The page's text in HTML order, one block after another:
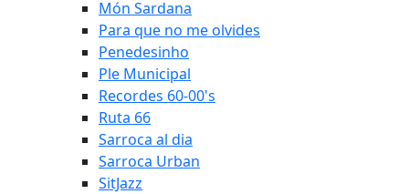
Món Sardana
Para que no me olvides
Penedesinho
Ple Municipal
Recordes 60-00's
Ruta 66
Sarroca al dia
Sarroca Urban
SitJazz